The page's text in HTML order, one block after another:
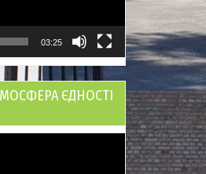
03:25
ЄДНОСТІ